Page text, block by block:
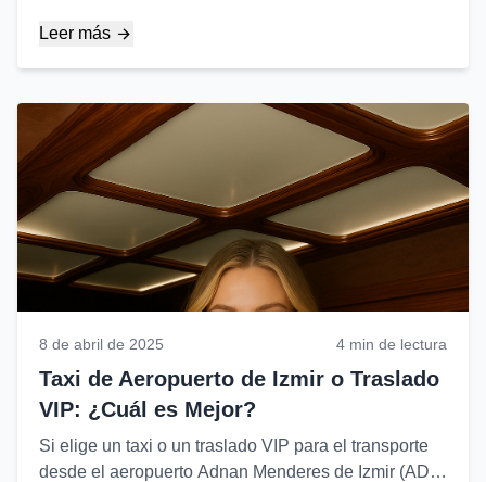
Menderes de Izmir (ADB)...
Leer más
8 de abril de 2025 4 min de lectura
Taxi de Aeropuerto de Izmir o Traslado
VIP: ¿Cuál es Mejor?
Si elige un taxi o un traslado VIP para el transporte
desde el aeropuerto Adnan Menderes de Izmir (ADB)